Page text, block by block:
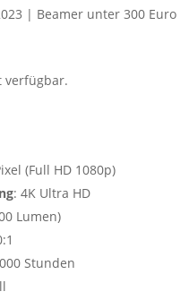
| Beamer unter 300 Euro
verfügbar.
(Full HD 1080p)
: 4K Ultra HD
Lumen)
Stunden